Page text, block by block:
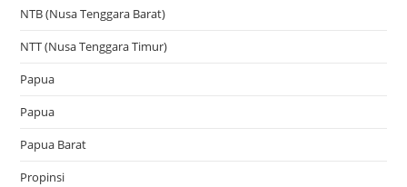
NTB (Nusa Tenggara Barat)
NTT (Nusa Tenggara Timur)
Papua
Papua
Papua Barat
Propinsi